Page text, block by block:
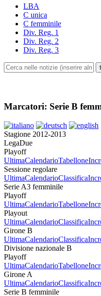
LBA
C unica
C femminile
Div. Reg. 1
Div. Reg. 2
Div. Reg. 3
Marcatori: Serie B
Stagione 2012-2013
LegaDue
Playoff
UltimaCalendarioTabellone
Sessione regolare
UltimaCalendarioClassifica
Serie A3 femminile
Playoff
UltimaCalendarioTabellone
Playout
UltimaCalendarioClassifica
Girone B
UltimaCalendarioClassifica
Divisione nazionale B
Playoff
UltimaCalendarioTabellone
Girone A
UltimaCalendarioClassifica
Serie B femminile